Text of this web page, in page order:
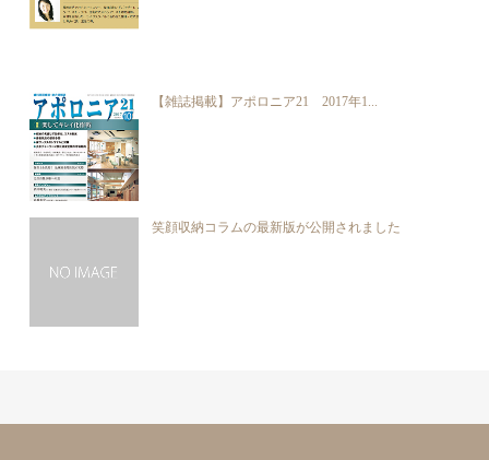
【雑誌掲載】アポロニア21 2017年1...
笑顔収納コラムの最新版が公開されました